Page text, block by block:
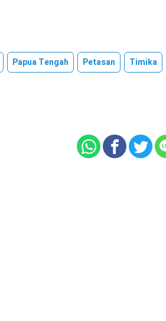
Papua Tengah Petasan Timika